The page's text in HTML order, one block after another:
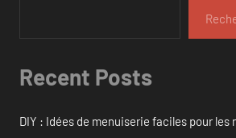
Recent Posts
DIY : Idées de menuiserie faciles pour les